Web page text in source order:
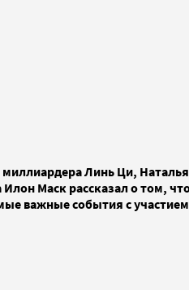
Линь Ци,
Маск рассказал о том,
важные события с